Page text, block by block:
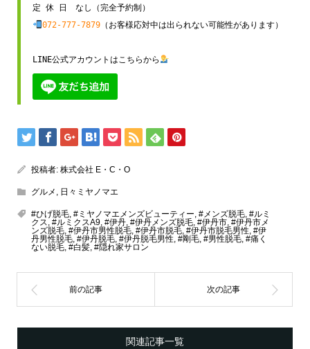
072-777-7879（お客様応対中は出られない可能性があります）
LINE公式アカウントはこちらから
投稿者: 株式会社 E・C・O
グルメ , 日々ミヤノマエ
#ひげ脱毛, #ミヤノマエメンズビューティー, #メンズ脱毛, #ルミ
クス, #ルミクスA9, #伊丹, #伊丹メンズ脱毛, #伊丹市, #伊丹市メ
ンズ脱毛, #伊丹市男性脱毛, #伊丹市脱毛, #伊丹市脱毛男性, #伊
丹男性脱毛, #伊丹脱毛, #伊丹脱毛男性, #剛毛, #男性脱毛, #痛く
ない脱毛, #白髪, #隠れ家サロン
関連記事一覧